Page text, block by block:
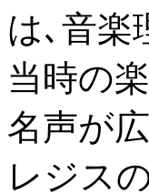
は､音楽
当時の
名声が
レジス